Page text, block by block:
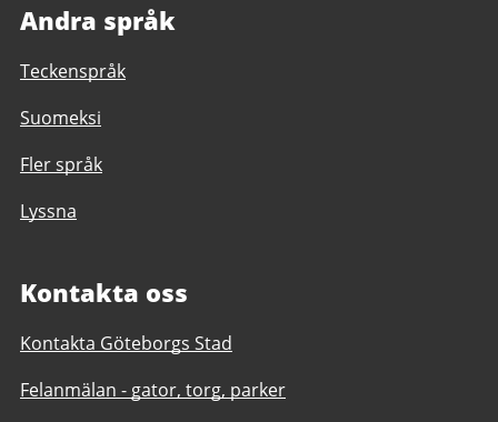
Andra språk
Teckenspråk
Suomeksi
Fler språk
Lyssna
Kontakta oss
Kontakta Göteborgs Stad
Felanmälan - gator, torg, parker